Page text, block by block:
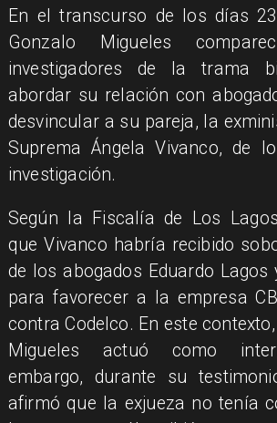
En el transcurso de los días
Gonzalo Migueles
investigadores de la trama
abordar su relación con
desvincular a su pareja, la
Suprema Ángela Vivanco, de
investigación.
Según la Fiscalía de Los
que Vivanco habría recibido
de los abogados Eduardo Lagos
para favorecer a la empresa
contra Codelco. En este
Migueles actuó como
embargo, durante su
afirmó que la exjueza no tenía